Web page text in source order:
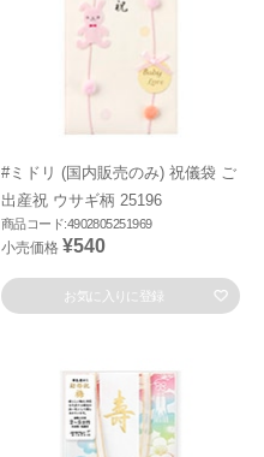
#ミドリ (国内販売のみ) 祝儀袋 ご
出産祝 ウサギ柄 25196
商品コード:4902805251969
小売価格 ¥540
お気に入りに登録